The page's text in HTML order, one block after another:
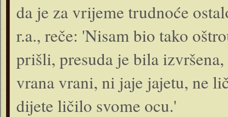
da je za vrijeme trudnoće
r.a., reče: 'Nisam bio tako
prišli, presuda je bila
vrana vrani, ni jaje jajetu, ne
dijete ličilo svome ocu.'